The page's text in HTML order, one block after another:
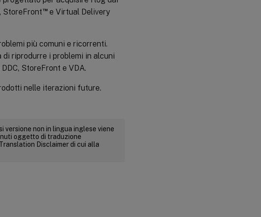
StoreFront™e Virtual Delivery
più comuni e ricorrenti.
di riprodurre i problemi in alcuni
StoreFront e VDA.
nelle iterazioni future.
versione non in lingua inglese viene
oggetto di traduzione
Disclaimer di cui alla